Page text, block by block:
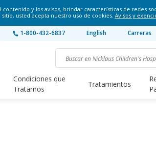
contenido y los avisos, brindar características de redes
usted acepta nuestro uso de cookies. Avisos y
1-800-432-6837 English Carreras
Condiciones que
Tratamos
Tratamientos